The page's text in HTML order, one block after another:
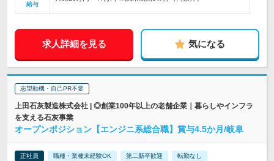
給与
求人詳細を見る 気になる
志望動機・自己PR不要
上田石灰製造株式会社 | ◎創業100年以上の老舗企業｜暮らしやインフラ
を支える石灰事業
オープンポジション【エンジニ系総合職】賞与4.5か月/岐阜
正社員 職種・業種未経験OK 第二新卒歓迎 転勤なし